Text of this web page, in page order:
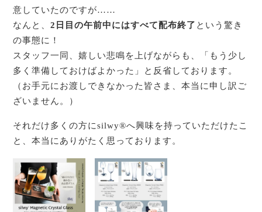
意していたのですが……
なんと、2日目の午前中にはすべて配布終了 という驚き
の事態に！
スタッフ一同、嬉しい悲鳴を上げながらも、「もう少し
多く準備しておけばよかった」と反省しております。
（お手元にお渡しできなかった皆さま、本当に申し訳ご
ざいません。）
それだけ多くの方にsilwy®へ興味を持っていただけたこ
と、本当にありがたく思っております。